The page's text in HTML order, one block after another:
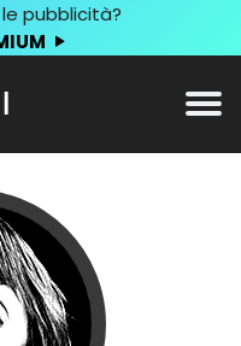
pubblicità?